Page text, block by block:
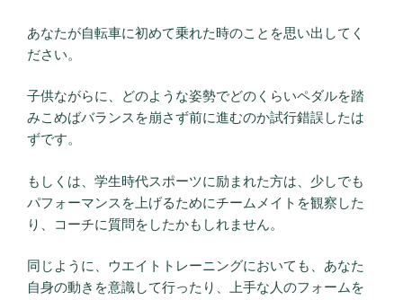
あなたが自転車に初めて乗れた時のことを思い出してく
ださい。
子供ながらに、どのような姿勢でどのくらいペダルを踏
みこめばバランスを崩さず前に進むのか試行錯誤したは
ずです。
もしくは、学生時代スポーツに励まれた方は、少しでも
パフォーマンスを上げるためにチームメイトを観察した
り、コーチに質問をしたかもしれません。
同じように、ウエイトトレーニングにおいても、あなた
自身の動きを意識して行ったり、上手な人のフォームを